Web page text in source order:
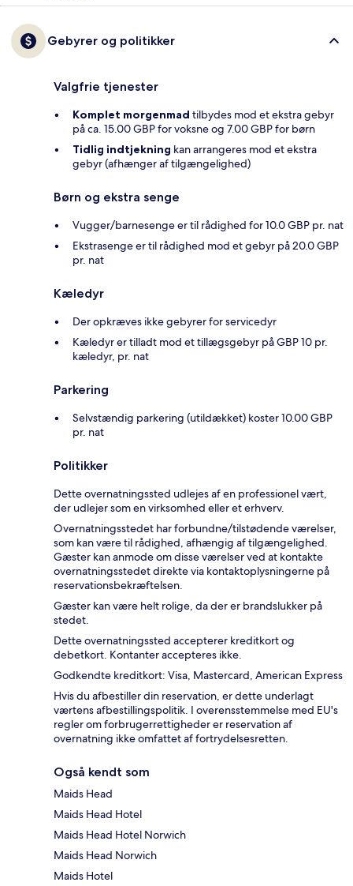
Gebyrer og politikker
Valgfrie tjenester
Komplet morgenmad tilbydes mod et ekstra gebyr
på ca. 15.00 GBP for voksne og 7.00 GBP for børn
Tidlig indtjekning kan arrangeres mod et ekstra
gebyr (afhænger af tilgængelighed)
Børn og ekstra senge
Vugger/barnesenge er til rådighed for 10.0 GBP pr. nat
Ekstrasenge er til rådighed mod et gebyr på 20.0 GBP
pr. nat
Kæledyr
Der opkræves ikke gebyrer for servicedyr
Kæledyr er tilladt mod et tillægsgebyr på GBP 10 pr.
kæledyr, pr. nat
Parkering
Selvstændig parkering (utildækket) koster 10.00 GBP
pr. nat
Politikker
Dette overnatningssted udlejes af en professionel vært,
der udlejer som en virksomhed eller et erhverv.
Overnatningsstedet har forbundne/tilstødende værelser,
som kan være til rådighed, afhængig af tilgængelighed.
Gæster kan anmode om disse værelser ved at kontakte
overnatningsstedet direkte via kontaktoplysningerne på
reservationsbekræftelsen.
Gæster kan være helt rolige, da der er brandslukker på
stedet.
Dette overnatningssted accepterer kreditkort og
debetkort. Kontanter accepteres ikke.
Godkendte kreditkort: Visa, Mastercard, American Express
Hvis du afbestiller din reservation, er dette underlagt
værtens afbestillingspolitik. I overensstemmelse med EU's
regler om forbrugerrettigheder er reservation af
overnatning ikke omfattet af fortrydelsesretten.
Også kendt som
Maids Head
Maids Head Hotel
Maids Head Hotel Norwich
Maids Head Norwich
Maids Hotel